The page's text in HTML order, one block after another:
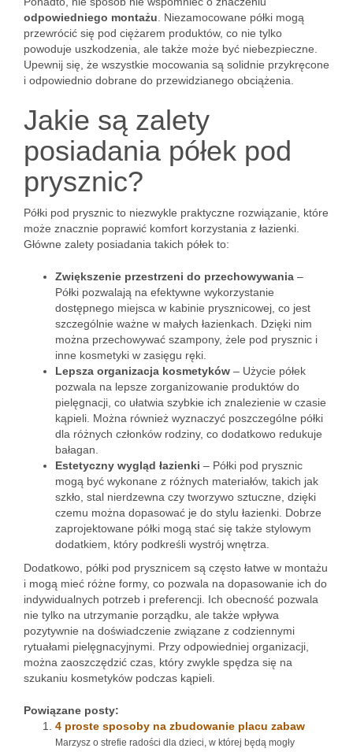
odpowiedniego montażu . Niezamocowane półki mogą
przewrócić się pod ciężarem produktów, co nie tylko
powoduje uszkodzenia, ale także może być niebezpieczne.
Upewnij się, że wszystkie mocowania są solidnie przykręcone
i odpowiednio dobrane do przewidzianego obciążenia.
Jakie są zalety
posiadania półek pod
prysznic?
Półki pod prysznic to niezwykle praktyczne rozwiązanie, które
może znacznie poprawić komfort korzystania z łazienki.
Główne zalety posiadania takich półek to:
Zwiększenie przestrzeni do przechowywania –
Półki pozwalają na efektywne wykorzystanie
dostępnego miejsca w kabinie prysznicowej, co jest
szczególnie ważne w małych łazienkach. Dzięki nim
można przechowywać szampony, żele pod prysznic i
inne kosmetyki w zasięgu ręki.
Lepsza organizacja kosmetyków – Użycie półek
pozwala na lepsze zorganizowanie produktów do
pielęgnacji, co ułatwia szybkie ich znalezienie w czasie
kąpieli. Można również wyznaczyć poszczególne półki
dla różnych członków rodziny, co dodatkowo redukuje
bałagan.
Estetyczny wygląd łazienki – Półki pod prysznic
mogą być wykonane z różnych materiałów, takich jak
szkło, stal nierdzewna czy tworzywo sztuczne, dzięki
czemu można dopasować je do stylu łazienki. Dobrze
zaprojektowane półki mogą stać się także stylowym
dodatkiem, który podkreśli wystrój wnętrza.
Dodatkowo, półki pod prysznicem są często łatwe w montażu
i mogą mieć różne formy, co pozwala na dopasowanie ich do
indywidualnych potrzeb i preferencji. Ich obecność pozwala
nie tylko na utrzymanie porządku, ale także wpływa
pozytywnie na doświadczenie związane z codziennymi
rytuałami pielęgnacyjnymi. Przy odpowiedniej organizacji,
można zaoszczędzić czas, który zwykle spędza się na
szukaniu kosmetyków podczas kąpieli.
Powiązane posty:
4 proste sposoby na zbudowanie placu zabaw
Marzysz o strefie radości dla dzieci, w której będą mogły